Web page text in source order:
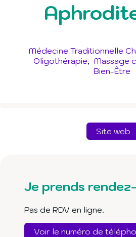
J'ai oublié mon
Médecine Traditionnelle
Oligothérapie
Massage
Bien-Être
Site web
Je prends
Pas de RDV en ligne.
Voir le numéro de